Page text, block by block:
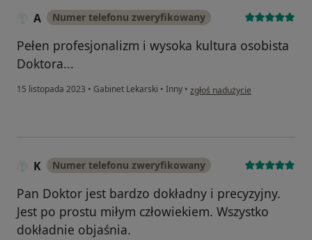
A Numer telefonu zweryfikowany
Pełen profesjonalizm i wysoka kultura osobista
Doktora...
15 listopada 2023 • Gabinet Lekarski • Inny • w opinii użytkownika A
zgłoś nadużycie
K Numer telefonu zweryfikowany
Pan Doktor jest bardzo dokładny i precyzyjny.
Jest po prostu miłym człowiekiem. Wszystko
dokładnie objaśnia.